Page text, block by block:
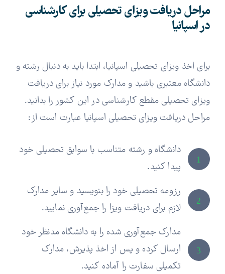
مراحل دریافت ویزای تحصیلی برای کارشناسی
در اسپانیا
برای اخذ ویزای تحصیلی اسپانیا، ابتدا باید به دنبال رشته و
دانشگاه معتبری باشید و مدارک مورد نیاز برای دریافت
ویزای تحصیلی مقطع کارشناسی در این کشور را بدانید.
مراحل دریافت ویزای تحصیلی اسپانیا عبارت است از:
1
دانشگاه و رشته متناسب با سوابق تحصیلی خود
پیدا کنید.
2
رزومه تحصیلی خود را بنویسید و سایر مدارک
لازم برای دریافت ویزا را جمع‌آوری نمایید.
3
مدارک جمع‌آوری شده را به دانشگاه مدنظر خود
ارسال کرده و پس از اخذ پذیرش، مدارک
تکمیلی سفارت را آماده کنید.